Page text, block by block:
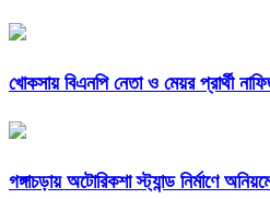
খোকসায় বিএনপি নেতা ও মেয়র প্রার্থী
গঙ্গাচড়ায় অটোরিকশা স্ট্যান্ড নির্মাণে